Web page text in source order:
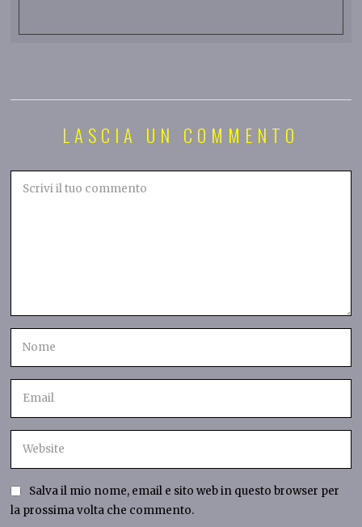
LASCIA UN COMMENTO
Salva il mio nome, email e sito web in questo browser per
la prossima volta che commento.